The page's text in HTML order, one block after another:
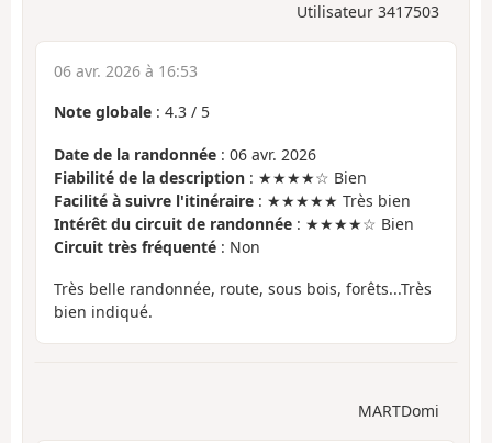
Utilisateur 3417503
06 avr. 2026 à 16:53
Note globale : 4.3 / 5
Date de la randonnée : 06 avr. 2026
Fiabilité de la description : ★★★★☆ Bien
Facilité à suivre l'itinéraire : ★★★★★ Très bien
Intérêt du circuit de randonnée : ★★★★☆ Bien
Circuit très fréquenté : Non
Très belle randonnée, route, sous bois, forêts...Très
bien indiqué.
MARTDomi